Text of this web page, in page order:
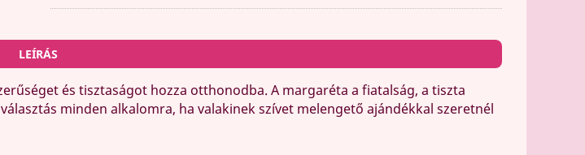
LEÍRÁS
és tisztaságot hozza otthonodba. A margaréta a fiatalság, a tiszta
minden alkalomra, ha valakinek szívet melengető ajándékkal szeretnél